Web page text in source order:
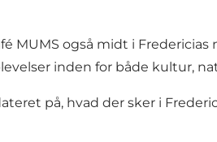
MUMS også midt i Fredericias
inden for både kultur,
på, hvad der sker i